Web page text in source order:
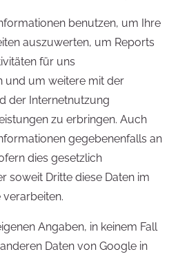
benutzen, um Ihre
auszuwerten, um Reports
für uns
und um weitere mit der
der Internetnutzung
zu erbringen. Auch
gegebenenfalls an
dies gesetzlich
soweit Dritte diese Daten im
Angaben, in keinem Fall
Daten von Google in